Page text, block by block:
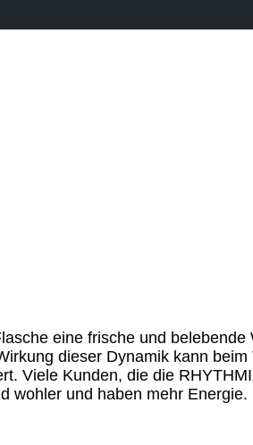
eine frische und belebende
dieser Dynamik kann
Viele Kunden, die die
wohler und haben mehr Energie.